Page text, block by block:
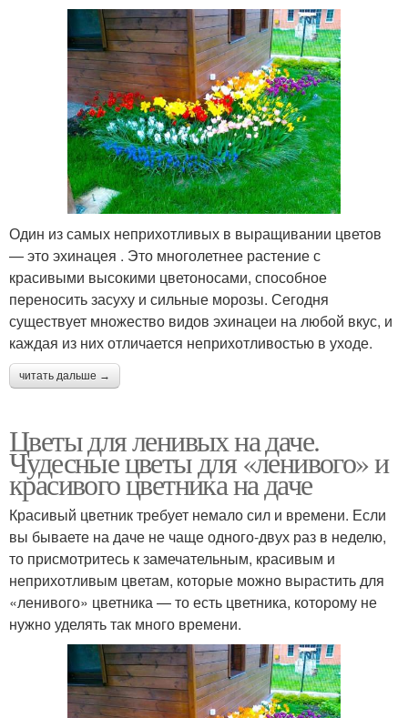
Один из самых неприхотливых в выращивании цветов
— это эхинацея . Это многолетнее растение с
красивыми высокими цветоносами, способное
переносить засуху и сильные морозы. Сегодня
существует множество видов эхинацеи на любой вкус, и
каждая из них отличается неприхотливостью в уходе.
читать дальше →
Цветы для ленивых на даче.
Чудесные цветы для «ленивого» и
красивого цветника на даче
Красивый цветник требует немало сил и времени. Если
вы бываете на даче не чаще одного-двух раз в неделю,
то присмотритесь к замечательным, красивым и
неприхотливым цветам, которые можно вырастить для
«ленивого» цветника — то есть цветника, которому не
нужно уделять так много времени.